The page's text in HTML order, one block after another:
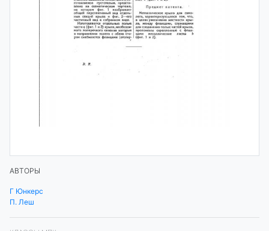
АВТОРЫ
Г Юнкерс
П. Леш